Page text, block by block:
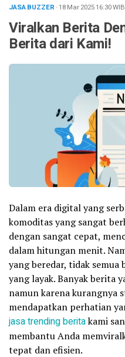
JASA BUZZER · 18 Mar 202516:30WIB
Viralkan Berita
Berita dari Kami!
Dalam era digital yang
komoditas yang sangat
dengan sangat cepat,
dalam hitungan menit.
yang beredar, tidak
yang layak. Banyak berita
namun karena kurangnya
mendapatkan perhatian
jasa trending beritakami
membantu Anda
tepat dan efisien.